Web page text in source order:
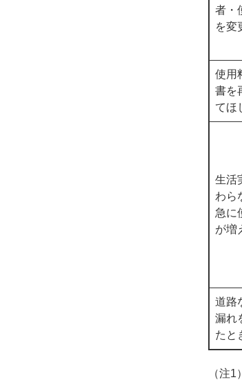
者・
を変
使用
書を
てほ
生活
わら
急に
が増
道路
漏れ
たと
（注